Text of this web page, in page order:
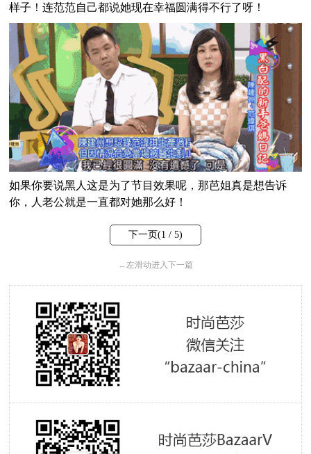
样子！连范范自己都说她现在幸福圆满得不行了呀！
如果你要说黑人这是为了节目效果呢，那芭姐真是想告诉
你，人老公就是一直都对她那么好！
下一页(1 / 5)
←左滑动进入下一篇